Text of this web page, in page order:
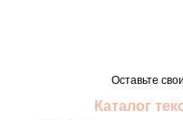
Оставьте
Каталог